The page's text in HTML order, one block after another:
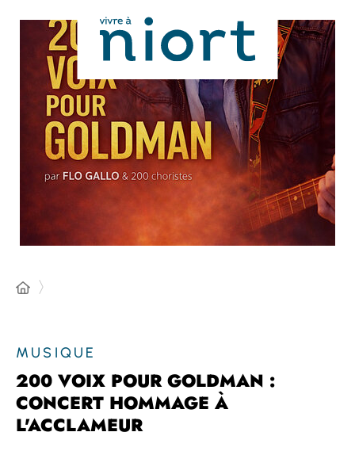
MUSIQUE
200 VOIX POUR GOLDMAN :
CONCERT HOMMAGE À
L'ACCLAMEUR